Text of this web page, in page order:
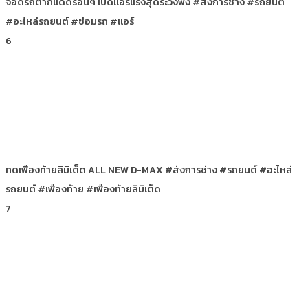
#อะไหล่รถยนต์ #ซ่อมรถ #แอร์
6
ทดเฟืองท้ายลิมิเต็ด ALL NEW D-MAX #ส่งการช่าง #รถยนต์ #อะไหล่
รถยนต์ #เฟืองท้าย #เฟืองท้ายลิมิเต็ด
7